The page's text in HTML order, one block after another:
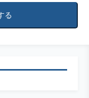
る